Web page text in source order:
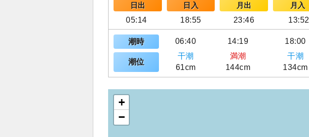
日出 日入 月出
月入
05:14
18:55 23:46 13:52
潮時 06:40 14:19 18:00
潮位
干潮 満潮
干潮
61cm
144cm 134cm
+
−